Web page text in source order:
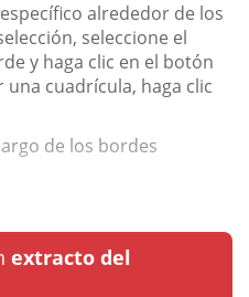
alrededor de los
seleccione el
y haga clic en el botón
una cuadrícula, haga clic
de los bordes
extracto del